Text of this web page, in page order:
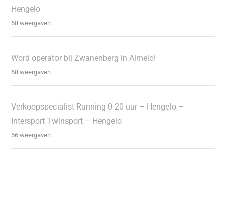
Hengelo
68 weergaven
Word operator bij Zwanenberg in Almelo!
68 weergaven
Verkoopspecialist Running 0-20 uur – Hengelo –
Intersport Twinsport – Hengelo
56 weergaven